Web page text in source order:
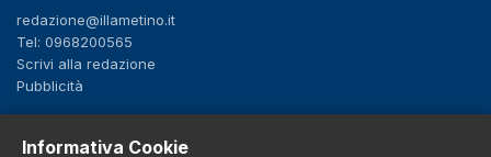
redazione@illametino.it
Tel: 0968200565
Scrivi alla redazione
Pubblicità
SEGUICI
Informativa Cookie